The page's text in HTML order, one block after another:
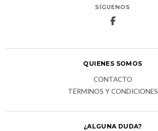
SÍGUENOS
QUIENES SOMOS
CONTACTO
TÉRMINOS Y CONDICIONES
¿ALGUNA DUDA?